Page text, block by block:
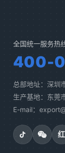
全国统一服务热
400-
总部地址：深圳
生产基地：东莞
E-mail：
红